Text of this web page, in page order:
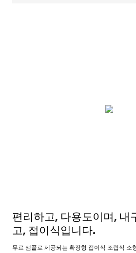
편리하고, 다용도이며, 내
고, 접이식입니다.
무료 샘플로 제공되는 확장형 접이식 조립식 소